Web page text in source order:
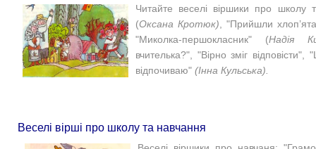
Читайте веселі віршики про школу
(Оксана Кротюк), "Прийшли
"Миколка-першокласник" (Надія
вчителька?", "Вірно зміг
відпочиваю" (Інна Кульська).
Веселі вірші про школу та навчання